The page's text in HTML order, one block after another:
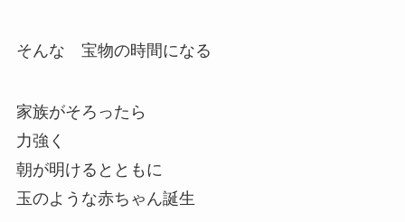
そんな 宝物の時間になる
家族がそろったら
力強く
朝が明けるとともに
玉のような赤ちゃん誕生